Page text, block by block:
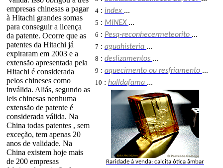
empresas chinesas a pagar
à Hitachi grandes somas
para conseguir a licença
da patente. Ocorre que as
patentes da Hitachi já
expiraram em 2003 e a
extensão apresentada pela
Hitachi é considerada
pelos chineses como
inválida. Aliás, segundo as
leis chinesas nenhuma
extensão de patente é
considerada válida. Na
China todas patentes , sem
exceção, tem apenas 20
anos de validade. Na
China existem hoje mais
de 200 empresas
4 : index ...
5 : MINEX ...
6 : Pesq-reconhecermeteorito ...
7 : aguahisteria ...
8 : deslizamentos ...
9 : aquecimento ou resfriamento ...
10 : halldafama ...
Raridade à venda: calcita ótica âmbar